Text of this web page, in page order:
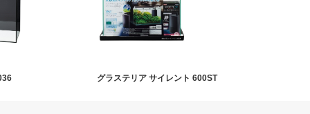
グラステリア サイレント 600ST